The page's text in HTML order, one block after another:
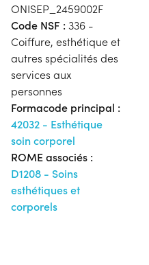
ONISEP_2459002F
Code NSF : 336 -
Coiffure, esthétique et
autres spécialités des
services aux
personnes
Formacode principal :
42032 - Esthétique
soin corporel
ROME associés :
D1208 - Soins
esthétiques et
corporels